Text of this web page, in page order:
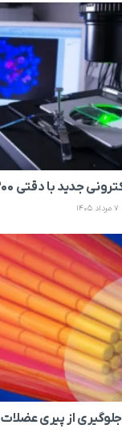
با دقتی ۲۰۰ برابر بیشتر
از پیری عضلات